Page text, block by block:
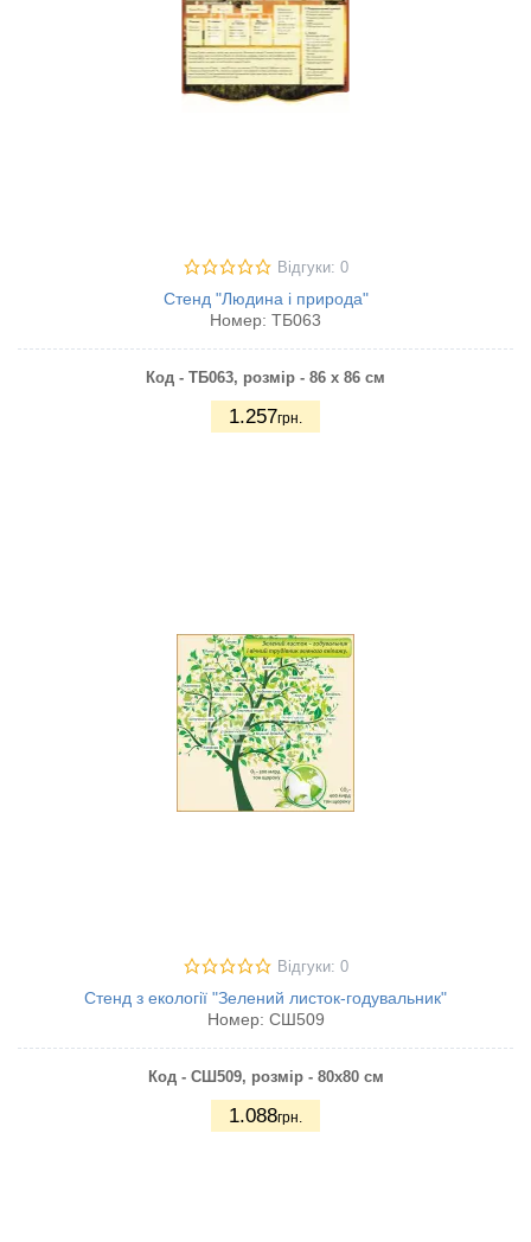
Відгуки: 0
Стенд "Людина і природа"
Номер: ТБ063
Код - ТБ063, розмір - 86 х 86 см
1.257грн.
Відгуки: 0
Стенд з екології "Зелений листок-годувальник"
Номер: СШ509
Код - СШ509, розмір - 80х80 см
1.088грн.